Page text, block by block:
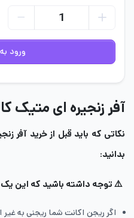
آفر زنجیره‌ ای متیک
نکاتی که باید قبل از خرید آفر
بدانید:
⚠️ توجه داشته باشید که این
اگر ریجن اکانت شما ریجنی به
ورود